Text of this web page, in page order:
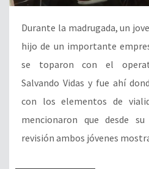
Durante la madrugada, un
hijo de un importante
se toparon con el
Salvando Vidas y fue ahí
con los elementos de
mencionaron que desde
revisión ambos jóvenes